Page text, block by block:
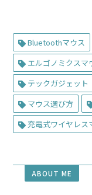
Bluetoothマウス
エルゴノミクスマ
テックガジェット
マウス選び方
充電式ワイヤレス
ABOUT ME